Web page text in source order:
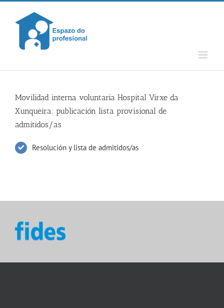
Skip
content
Movilidad interna voluntaria Hospital Virxe da
Xunqueira: publicación lista provisional de
admitidos/as
Resolución y lista de admitidos/as